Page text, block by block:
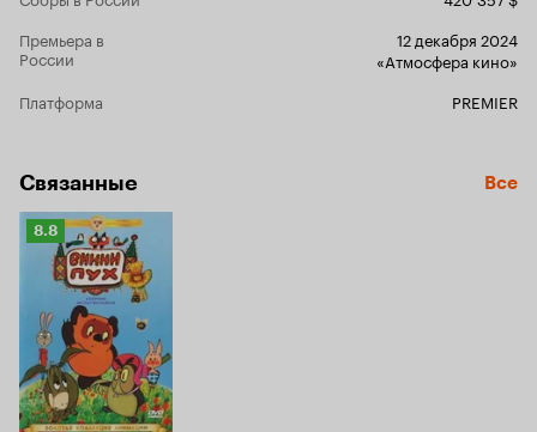
Премьера в
России
12 декабря 2024
«Атмосфера кино»
Платформа
PREMIER
Связанные Все
Рейтинг
Кинопоиска
8.8
8.8